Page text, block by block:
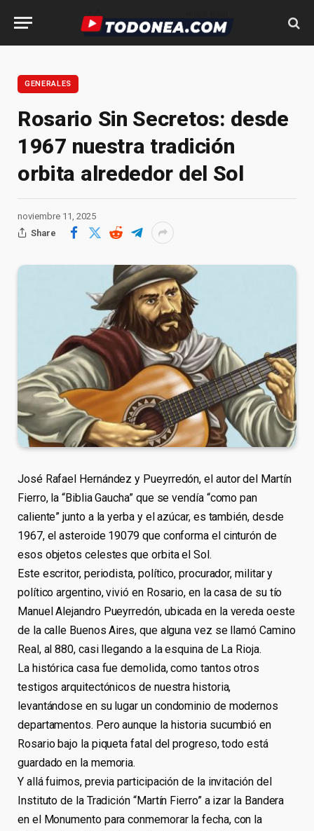
GENERALES
Rosario Sin Secretos: desde
1967 nuestra tradición
orbita alrededor del Sol
noviembre 11, 2025
Share
José Rafael Hernández y Pueyrredón, el autor del Martín
Fierro, la “Biblia Gaucha” que se vendía “como pan
caliente” junto a la yerba y el azúcar, es también, desde
1967, el asteroide 19079 que conforma el cinturón de
esos objetos celestes que orbita el Sol.
Este escritor, periodista, político, procurador, militar y
político argentino, vivió en Rosario, en la casa de su tío
Manuel Alejandro Pueyrredón, ubicada en la vereda oeste
de la calle Buenos Aires, que alguna vez se llamó Camino
Real, al 880, casi llegando a la esquina de La Rioja.
La histórica casa fue demolida, como tantos otros
testigos arquitectónicos de nuestra historia,
levantándose en su lugar un condominio de modernos
departamentos. Pero aunque la historia sucumbió en
Rosario bajo la piqueta fatal del progreso, todo está
guardado en la memoria.
Y allá fuimos, previa participación de la invitación del
Instituto de la Tradición “Martín Fierro” a izar la Bandera
en el Monumento para conmemorar la fecha, con la